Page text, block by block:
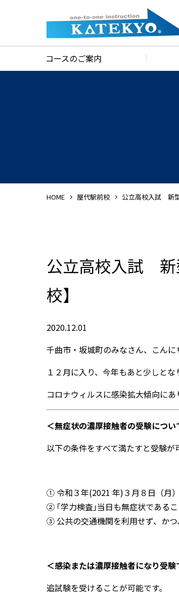
コースのご案内
HOME 屋代駅前校 公立高校入試 新
公立高校入試 新
校】
2020.12.01
千曲市・坂城町のみなさん、こんに
１２月に入り、今年もあと少しと
コロナウィルスに感染拡大傾向に
＜無症状の濃厚接触者の受験につい
以下の条件をすべて満たすと受験が
① 令和３年(2021 年)３月８日（月
② ｢学力検査｣当日も無症状であるこ
③ 公共の交通機関を利用せず、か
＜感染または濃厚接触者になり受
追試験を受けることが可能です。